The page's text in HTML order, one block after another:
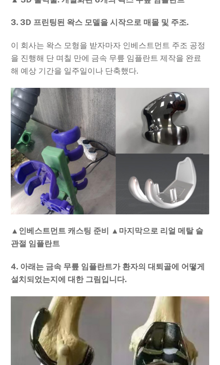
3. 3D 프린팅된 왁스 모델을 시작으로 매몰 및 주조.
이 회사는 왁스 모형을 받자마자 인베스트먼트 주조 공정
을 진행해 단 며칠 만에 금속 무릎 임플란트 제작을 완료
해 예상 기간을 일주일이나 단축했다.
▲인베스트먼트 캐스팅 준비 ▲마지막으로 리얼 메탈 슬
관절 임플란트
4. 아래는 금속 무릎 임플란트가 환자의 대퇴골에 어떻게
설치되었는지에 대한 그림입니다.